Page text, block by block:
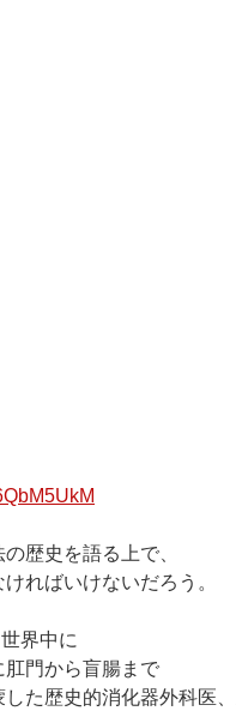
歴史を語る上で、
ればいけないだろう。
界中に
門から盲腸まで
た歴史的消化器外科医